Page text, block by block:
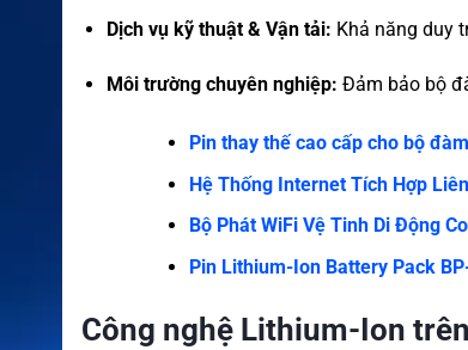
Dịch vụ kỹ thuật & Vận tải: Khả năng duy
Môi trường chuyên nghiệp: Đảm bảo bộ
Pin thay thế cao cấp cho bộ
Hệ Thống Internet Tích Hợp
Bộ Phát WiFi Vệ Tinh Di Động
Pin Lithium-Ion Battery Pack
Công nghệ Lithium-Ion